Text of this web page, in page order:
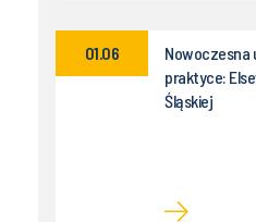
Nowoczesna
praktyce:
Śląskiej
01.06